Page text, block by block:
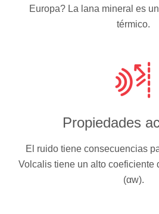
Europa? La lana mineral es
térmico.
Propiedades
El ruido tiene consecuencias
Volcalis tiene un alto coeficiente
(αw).